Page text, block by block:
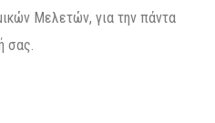
Μελετών, για την πάντα
σας.